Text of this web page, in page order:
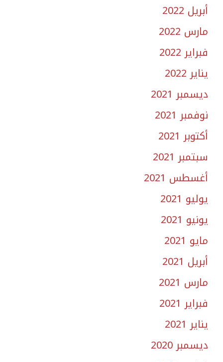
أبريل 2022
مارس 2022
فبراير 2022
يناير 2022
ديسمبر 2021
نوفمبر 2021
أكتوبر 2021
سبتمبر 2021
أغسطس 2021
يوليو 2021
يونيو 2021
مايو 2021
أبريل 2021
مارس 2021
فبراير 2021
يناير 2021
ديسمبر 2020